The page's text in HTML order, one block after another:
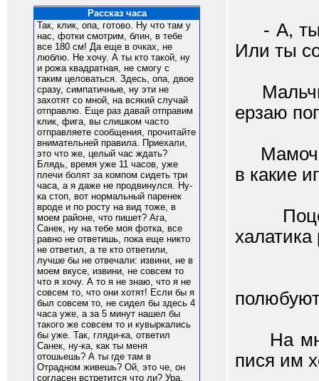
Рассказ часа
Так, клик, опа, готово. Ну что там у
нас, фотки смотрим, блин, в тебе
все 180 см! Да еще в очках, не
люблю. Не хочу. А ты кто такой, ну
и рожа квадратная, не смогу с
таким целоваться. Здесь, опа, двое
сразу, симпатичные, ну эти не
захотят со мной, на всякий случай
отправлю. Еще раз давай отправим
клик, фига, вы слишком часто
отправляете сообщения, прочитайте
внимательней правила. Приехали,
это что же, целый час ждать?
Блядь, время уже 11 часов, уже
плечи болят за компом сидеть три
часа, а я даже не продвинулся. Ну-
ка стоп, вот нормальный паренек
вроде и по росту на вид тоже, в
моем районе, что пишет? Ага,
Санек, ну на тебе моя фотка, все
равно не ответишь, пока еще никто
не ответил, а те кто ответили,
лучше бы не отвечали: извини, не в
моем вкусе, извини, не совсем то
что я хочу. А то я не знаю, что я не
совсем то, что они хотят! Если бы я
был совсем то, не сидел бы здесь 4
часа уже, а за 5 минут нашел бы
такого же совсем то и кувыркались
бы уже. Так, гляди-ка, ответил
Санек, ну-ка, как ты меня
отошьешь? А ты где там в
Отрадном живешь? Ой, это че, он
согласен встретится что ли? Ура,
- А, ты
Или ты
ерзаю
в какие
халатика
На мне
пися им